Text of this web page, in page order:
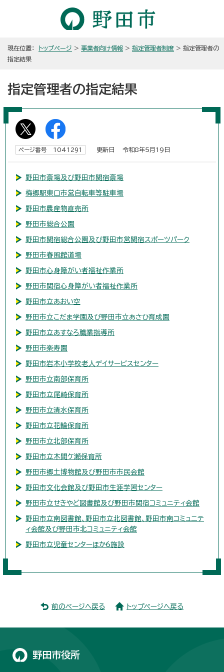
現在位置： トップページ > 事業者向け情報 > 指定管理者制度 > 指定管理者の
指定結果
指定管理者の指定結果
ページ番号 1041291 更新日 令和8年5月19日
野田市斎場及び野田市関宿斎場
梅郷駅東口市営自転車等駐車場
野田市農産物直売所
野田市総合公園
野田市関宿総合公園及び野田市営関宿スポーツパーク
野田市春風館道場
野田市心身障がい者福祉作業所
野田市関宿心身障がい者福祉作業所
野田市立あおい空
野田市立こだま学園及び野田市立あさひ育成園
野田市立あすなろ職業指導所
野田市楽寿園
野田市岩木小学校老人デイサービスセンター
野田市立南部保育所
野田市立尾崎保育所
野田市立清水保育所
野田市立花輪保育所
野田市立北部保育所
野田市立木間ケ瀬保育所
野田市郷土博物館及び野田市市民会館
野田市文化会館及び野田市生涯学習センター
野田市立せきやど図書館及び野田市関宿コミュニティ会館
野田市立南図書館、野田市立北図書館、野田市南コミュニテ
ィ会館及び野田市北コミュニティ会館
野田市立児童センターほか6施設
前のページへ戻る トップページへ戻る
野田市役所